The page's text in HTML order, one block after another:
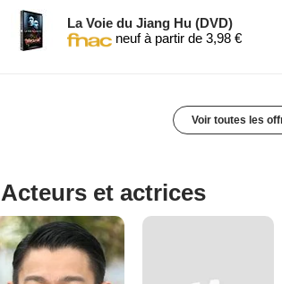
La Voie du Jiang Hu (DVD)
neuf à partir de 3,98 €
Voir toutes les
Acteurs et actrices